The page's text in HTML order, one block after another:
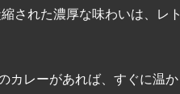
された濃厚な味わいは、レト
カレーがあれば、すぐに温か